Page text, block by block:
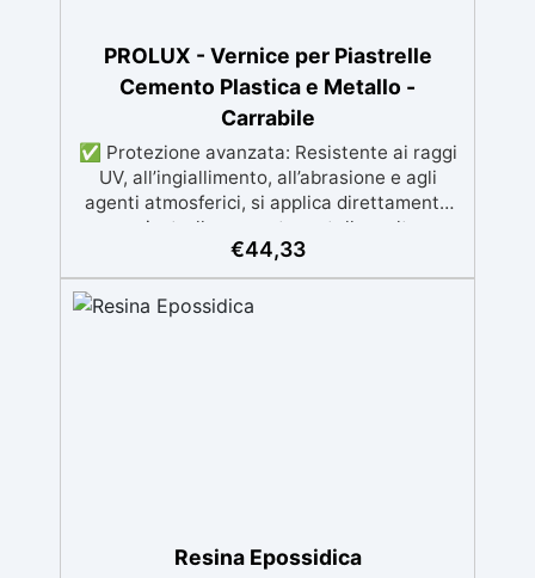
PROLUX - Vernice per Piastrelle
Cemento Plastica e Metallo -
Carrabile
✅ Protezione avanzata: Resistente ai raggi
UV, all’ingiallimento, all’abrasione e agli
agenti atmosferici, si applica direttamente
su piastrelle cemento metallo o altre
superfici. ✅ Adatta per ambienti umidi od
alto passaggio : Formulazione Poliuretanica,
ideale per ambienti che richiedono la
Conforme al Regolamento Europeo EU no.
€44,33
Resina Epossidica